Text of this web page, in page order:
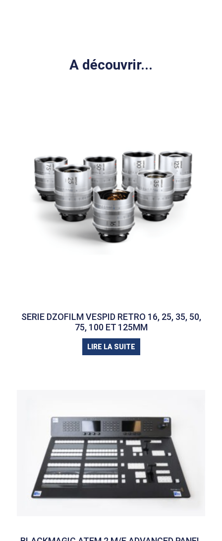
A découvrir...
SERIE DZOFILM VESPID RETRO 16, 25, 35, 50,
75, 100 ET 125MM
LIRE LA SUITE